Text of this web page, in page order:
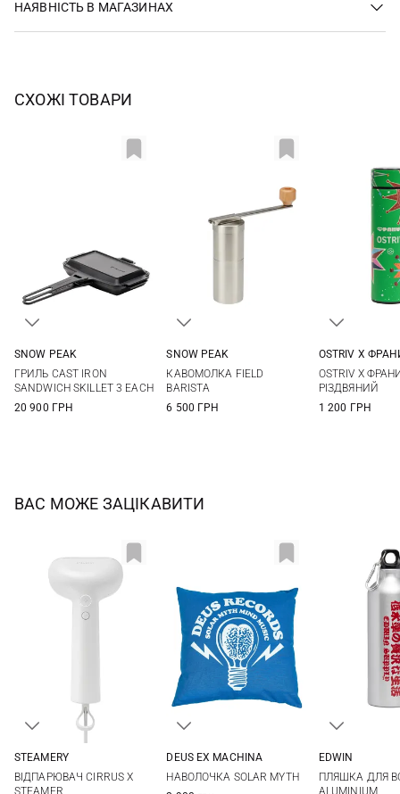
НАЯВНІСТЬ В МАГАЗИНАХ
СХОЖІ ТОВАРИ
SNOW PEAK
ГРИЛЬ CAST IRON
SANDWICH SKILLET 3 EACH
20 900 ГРН
SNOW PEAK
КАВОМОЛКА FIELD
BARISTA
6 500 ГРН
OSTRIV Х
OSTRIV Х
РІЗДВЯНИЙ
1 200 ГРН
ВАС МОЖЕ ЗАЦІКАВИТИ
STEAMERY
ВІДПАРЮВАЧ CIRRUS X
STEAMER
DEUS EX MACHINА
НАВОЛОЧКА SOLAR MYTH
EDWIN
ПЛЯШКА ДЛЯ
ALUMINIUM